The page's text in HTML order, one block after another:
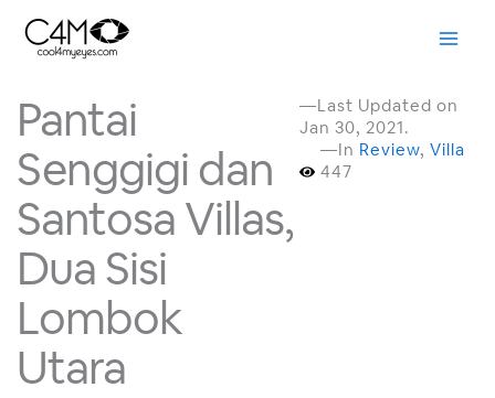
content
Pantai
Senggigi dan
Santosa Villas,
Dua Sisi
Lombok
Utara
—Last Updated on
Jan 30, 2021.
—In Review, Villa
447